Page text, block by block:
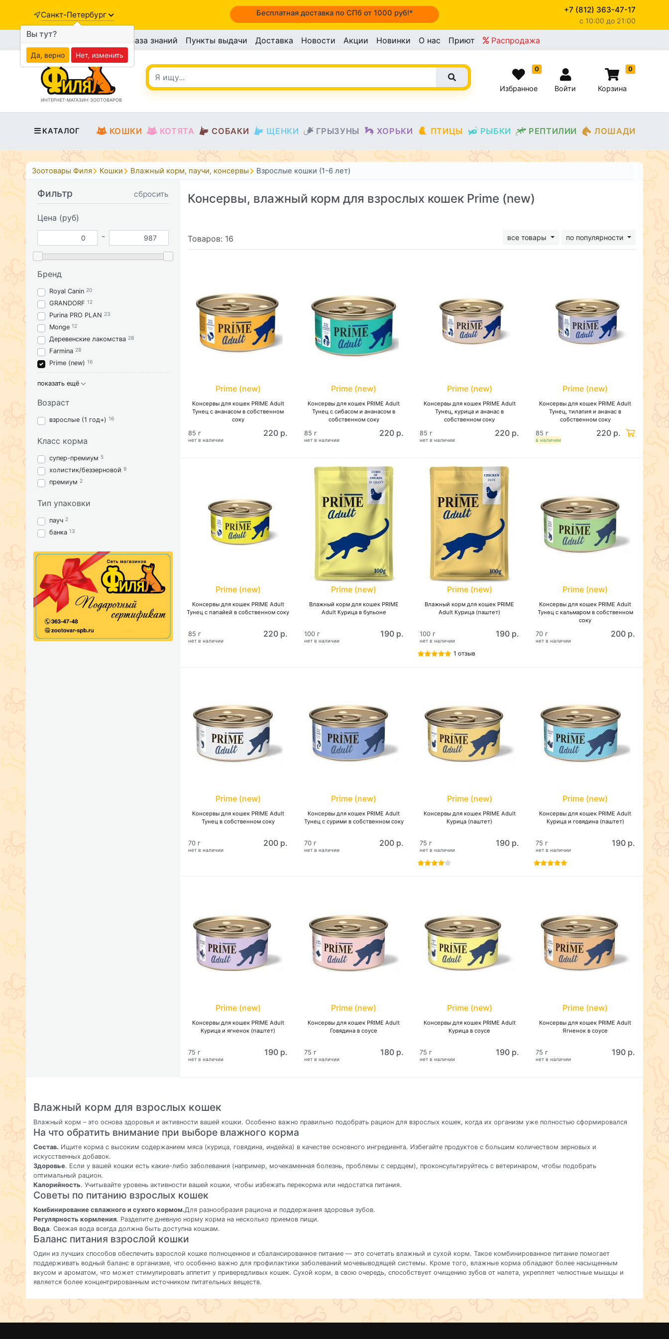
Санкт-Петербург Бесплатная доставка по СПб от 1000 руб!* +7 (812) 363-47-17
c 10:00 до 21:00
База знаний Пункты выдачи Доставка Новости Акции Новинки О нас Приют Распродажа
ИНТЕРНЕТ-МАГАЗИН ЗООТОВАРОВ
0
Избранное Войти
0
Корзина
КАТАЛОГ КОШКИ КОТЯТА СОБАКИ ЩЕНКИ ГРЫЗУНЫ ХОРЬКИ ПТИЦЫ РЫБКИ РЕПТИЛИИ ЛОШАДИ
Зоотовары Филя Кошки Влажный корм, паучи, консервы Взрослые кошки (1-6 лет)
Фильтр сбросить
Цена (руб)
-
Бренд
Royal Canin 20
GRANDORF 12
Purina PRO PLAN 23
Monge 12
Деревенские лакомства 28
Farmina 28
Prime (new) 16
показать ещё
Возраст
взрослые (1 год+) 16
Класс корма
супер-премиум 5
холистик/беззерновой 9
премиум 2
Тип упаковки
пауч 2
банка 13
Консервы, влажный корм для взрослых кошек Prime (new)
Товаров: 16 все товары по популярности
Prime (new)
Консервы для кошек PRIME Adult
Тунец с ананасом в собственном
соку
нет в наличии
85 г 220 р.
Prime (new)
Консервы для кошек PRIME Adult
Тунец с сибасом и ананасом в
собственном соку
нет в наличии
85 г 220 р.
Prime (new)
Консервы для кошек PRIME Adult
Тунец, курица и ананас в
собственном соку
нет в наличии
85 г 220 р.
Prime (new)
Консервы для кошек PRIME Adult
Тунец, тилапия и ананас в
собственном соку
в наличии
85 г 220 р.
Prime (new)
Консервы для кошек PRIME Adult
Тунец с папайей в собственном соку
нет в наличии
85 г 220 р.
Prime (new)
Влажный корм для кошек PRIME
Adult Курица в бульоне
нет в наличии
100 г 190 р.
Prime (new)
Влажный корм для кошек PRIME
Adult Курица (паштет)
нет в наличии
100 г 190 р.
1 отзыв
Prime (new)
Консервы для кошек PRIME Adult
Тунец с кальмаром в собственном
соку
нет в наличии
70 г 200 р.
Prime (new)
Консервы для кошек PRIME Adult
Тунец в собственном соку
нет в наличии
70 г 200 р.
Prime (new)
Консервы для кошек PRIME Adult
Тунец с сурими в собственном соку
нет в наличии
70 г 200 р.
Prime (new)
Консервы для кошек PRIME Adult
Курица (паштет)
нет в наличии
75 г 190 р.
Prime (new)
Консервы для кошек PRIME Adult
Курица и говядина (паштет)
нет в наличии
75 г 190 р.
Prime (new)
Консервы для кошек PRIME Adult
Курица и ягненок (паштет)
нет в наличии
75 г 190 р.
Prime (new)
Консервы для кошек PRIME Adult
Говядина в соусе
нет в наличии
75 г 180 р.
Prime (new)
Консервы для кошек PRIME Adult
Курица в соусе
нет в наличии
75 г 190 р.
Prime (new)
Консервы для кошек PRIME Adult
Ягненок в соусе
нет в наличии
75 г 190 р.
Влажный корм для взрослых кошек
Влажный корм – это основа здоровья и активности вашей кошки. Особенно важно правильно подобрать рацион для взрослых кошек, когда их организм уже полностью сформировался
На что обратить внимание при выборе влажного корма
Состав. Ищите корма с высоким содержанием мяса (курица, говядина, индейка) в качестве основного ингредиента. Избегайте продуктов с большим количеством зерновых и
искусственных добавок.
Здоровье. Если у вашей кошки есть какие-либо заболевания (например, мочекаменная болезнь, проблемы с сердцем), проконсультируйтесь с ветеринаром, чтобы подобрать
оптимальный рацион.
Калорийность. Учитывайте уровень активности вашей кошки, чтобы избежать перекорма или недостатка питания.
Советы по питанию взрослых кошек
Комбинирование свлажного и сухого кормом.Для разнообразия рациона и поддержания здоровья зубов.
Регулярность кормления. Разделите дневную норму корма на несколько приемов пищи.
Вода. Свежая вода всегда должна быть доступна кошкам.
Баланс питания взрослой кошки
Один из лучших способов обеспечить взрослой кошке полноценное и сбалансированное питание — это сочетать влажный и сухой корм. Такое комбинированное питание помогает
поддерживать водный баланс в организме, что особенно важно для профилактики заболеваний мочевыводящей системы. Кроме того, влажные корма обладают более насыщенным
вкусом и ароматом, что может стимулировать аппетит у привередливых кошек. Сухой корм, в свою очередь, способствует очищению зубов от налета, укрепляет челюстные мышцы и
является более концентрированным источником питательных веществ.
Вы тут?
Да, верно Нет, изменить